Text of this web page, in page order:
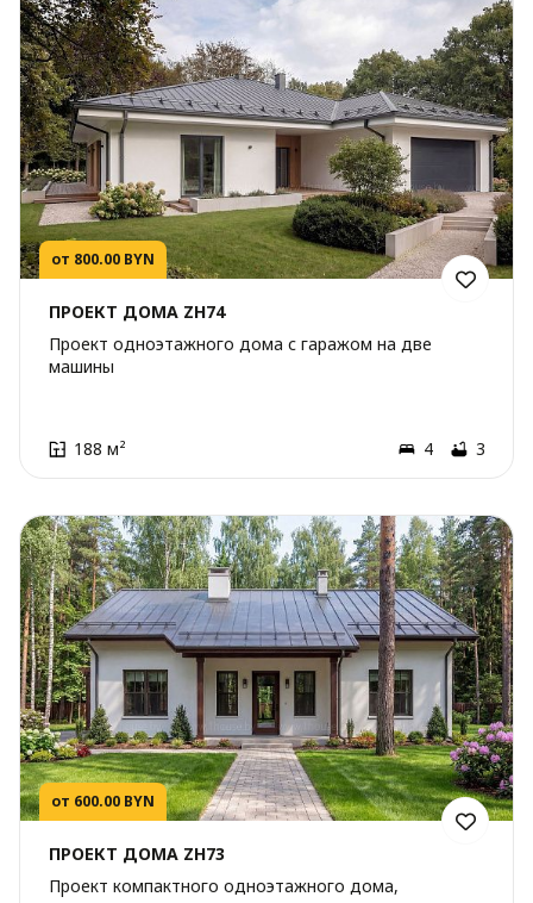
от 800.00 BYN
ПРОЕКТ ДОМА ZH74
Проект одноэтажного дома с гаражом на две
машины
188 м² 4 3
от 600.00 BYN
ПРОЕКТ ДОМА ZH73
Проект компактного одноэтажного дома,